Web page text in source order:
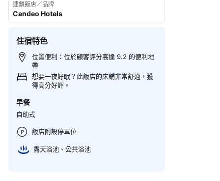
Candeo Hotels
連鎖飯店／品牌
住宿特色
位置便利：位於顧客評分高達 9.2 的便利地
帶
想要一夜好眠？此飯店的床鋪非常舒適，獲
得高分好評。
早餐
自助式
飯店附設停車位
露天浴池、​公共浴池